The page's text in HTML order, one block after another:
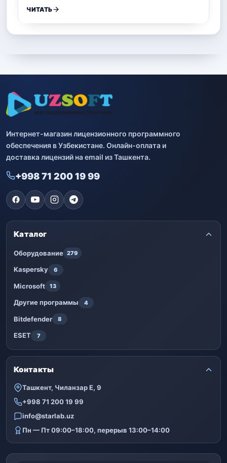
ЧИТАТЬ
Интернет-магазин лицензионного программного
обеспечения в Узбекистане. Онлайн-оплата и
доставка лицензий на email из Ташкента.
+998 71 200 19 99
Каталог
Оборудование 279
Kaspersky 6
Microsoft 13
Другие программы 4
Bitdefender 8
ESET 7
Контакты
Ташкент, Чиланзар Е, 9
+998 71 200 19 99
info@starlab.uz
Пн — Пт 09:00–18:00, перерыв 13:00–14:00